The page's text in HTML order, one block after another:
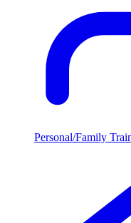
Personal/Family